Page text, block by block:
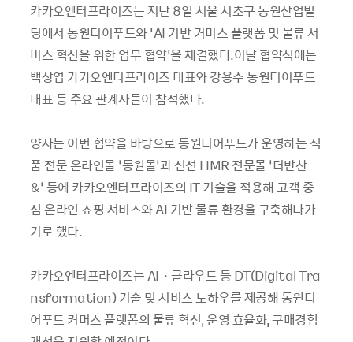
카카오엔터프라이즈는 지난 8일 서울 서초구 동원산업빌
딩에서 동원디어푸드와 ‘AI 기반 커머스 플랫폼 및 물류 서
비스 혁신을 위한 업무 협약’을 체결했다.이날 협약식에는
백상엽 카카오엔터프라이즈 대표와 강용수 동원디어푸드
대표 등 주요 관계자들이 참석했다.
양사는 이번 협약을 바탕으로 동원디어푸드가 운영하는 식
품 전문 온라인몰 ‘동원몰’과 신선 HMR 전문몰 ‘더반찬
&’ 등에 카카오엔터프라이즈의 IT 기술을 적용해 고객 중
심 온라인 쇼핑 서비스와 AI 기반 물류 환경을 구축해나가
기로 했다.
카카오엔터프라이즈는 AI・클라우드 등 DT(Digital Tra
nsformation) 기술 및 서비스 노하우를 제공해 동원디
어푸드 커머스 플랫폼의 물류 혁신, 운영 효율화, 구매경험